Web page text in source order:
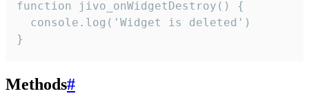
function jivo_onWidgetDestroy() {
  console.log('Widget is deleted')
}
Methods#